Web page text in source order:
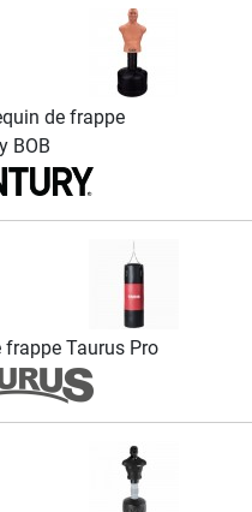
de frappe
BOB
frappe Taurus Pro